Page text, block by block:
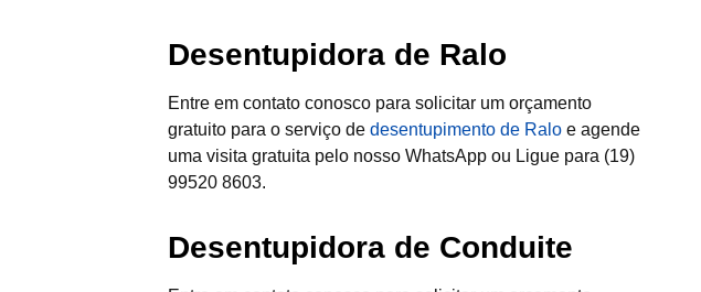
Desentupidora de Ralo
Entre em contato conosco para solicitar um orçamento
gratuito para o serviço dedesentupimento de Ralo e agende
uma visita gratuita pelo nosso WhatsApp ou Ligue para (19)
99520 8603.
Desentupidora de Conduite